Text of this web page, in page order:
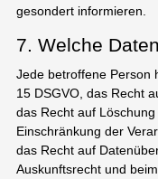
gesondert informieren.
7. Welche
Jede betroffene Person
15 DSGVO, das Recht
das Recht auf
Einschränkung der
das Recht auf
Auskunftsrecht und